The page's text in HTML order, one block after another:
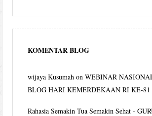
KOMENTAR BLOG
wijaya Kusumah onWEBINAR
BLOG HARI KEMERDEKAAN RI KE-81
Rahasia Semakin Tua Semakin Sehat -